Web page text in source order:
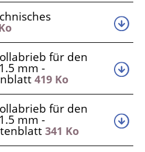
für den
mm -
419 Ko
für den
mm -
341 Ko